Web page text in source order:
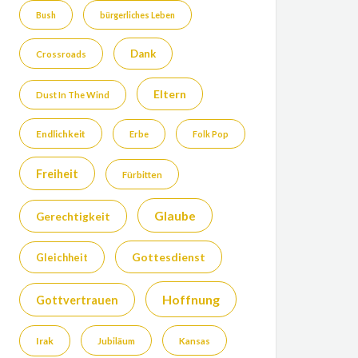
Bush bürgerliches Leben
Crossroads Dank
Dust In The Wind Eltern
Endlichkeit Erbe Folk Pop
Freiheit Fürbitten
Gerechtigkeit Glaube
Gleichheit Gottesdienst
Gottvertrauen Hoffnung
Irak Jubiläum Kansas